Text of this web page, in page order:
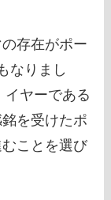
存在がポー
なりまし
イヤーである
を受けたポ
ことを選び